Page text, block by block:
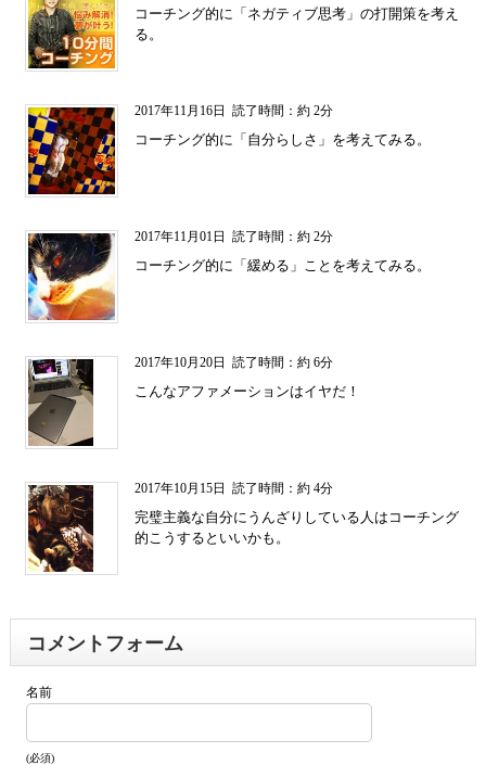
コーチング的に「ネガティブ思考」の打開策を考え
る。
2017年11月16日 読了時間：約 2分
コーチング的に「自分らしさ」を考えてみる。
2017年11月01日 読了時間：約 2分
コーチング的に「緩める」ことを考えてみる。
2017年10月20日 読了時間：約 6分
こんなアファメーションはイヤだ！
2017年10月15日 読了時間：約 4分
完璧主義な自分にうんざりしている人はコーチング
的こうするといいかも。
コメントフォーム
名前
(必須)